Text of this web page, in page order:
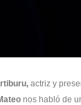
actriz y
nos habló de